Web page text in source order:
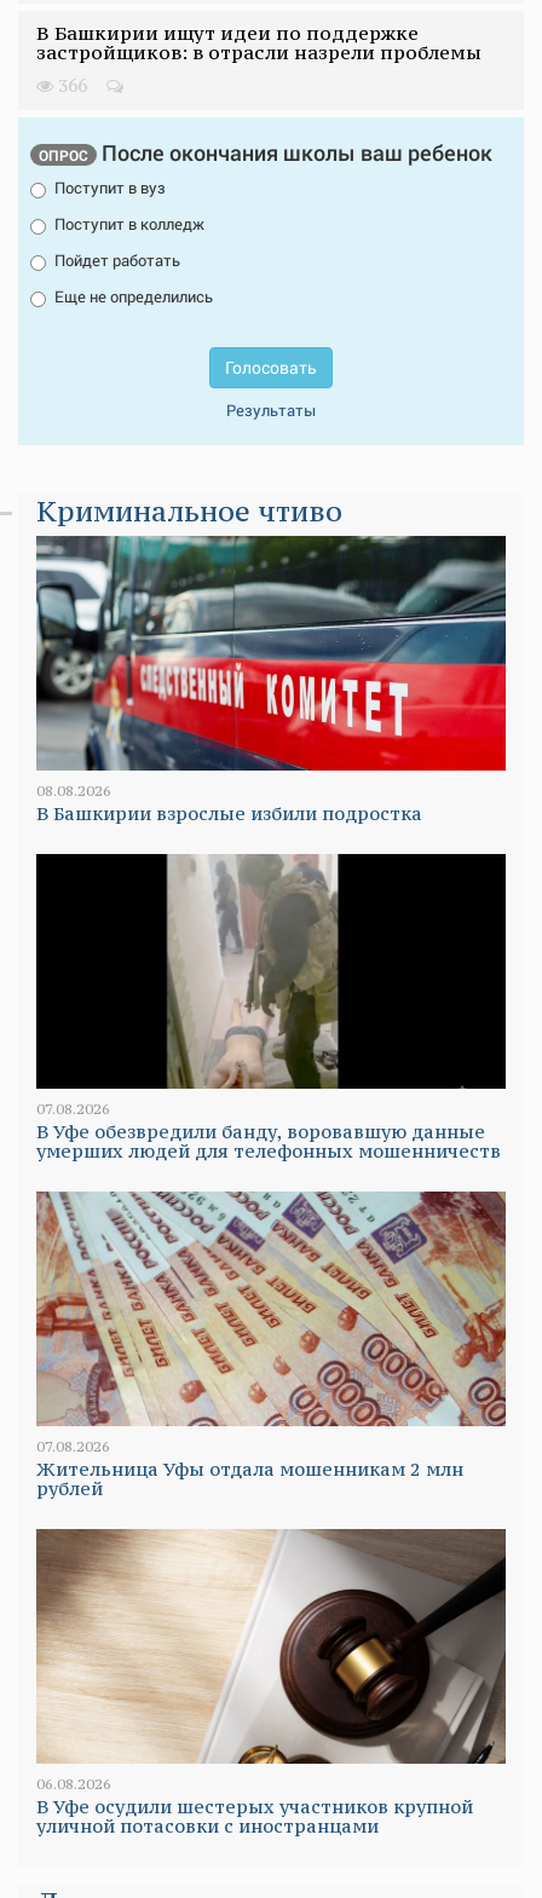
В Башкирии ищут идеи по поддержке
застройщиков: в отрасли назрели проблемы
366
ОПРОС После окончания школы ваш ребенок
Поступит в вуз
Поступит в колледж
Пойдет работать
Еще не определились
Голосовать
Результаты
Криминальное чтиво
08.08.2026
В Башкирии взрослые избили подростка
07.08.2026
В Уфе обезвредили банду, воровавшую данные
умерших людей для телефонных мошенничеств
07.08.2026
Жительница Уфы отдала мошенникам 2 млн
рублей
06.08.2026
В Уфе осудили шестерых участников крупной
уличной потасовки с иностранцами